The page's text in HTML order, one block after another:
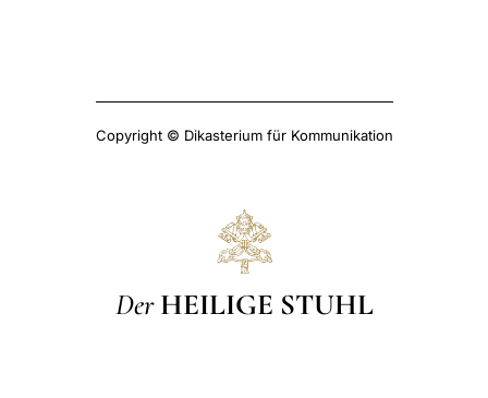
Copyright © Dikasterium für Kommunikation
Der HEILIGE STUHL